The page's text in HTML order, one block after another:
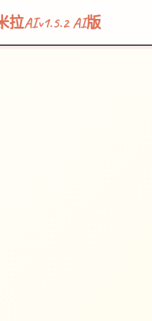
拉AIv1.5.2 AI版